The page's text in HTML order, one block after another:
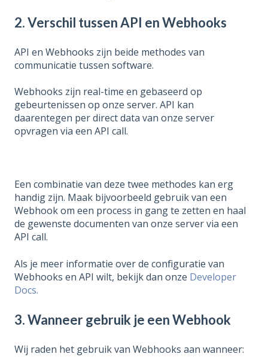
2.Verschil tussenAPI enWebhooks
API en Webhooks zijn beide methodes van
communicatie tussen software.
Webhooks zijn real-time en gebaseerd op
gebeurtenissen op onze server. API kan
daarentegen per direct data van onze server
opvragen via een API call.
Een combinatie van deze twee methodes kan erg
handig zijn. Maak bijvoorbeeld gebruik van een
Webhook om een process in gang te zetten en haal
de gewenste documenten van onze server via een
API call.
Als je meer informatie over de configuratie van
Webhooks en API wilt, bekijk dan onze Developer
Docs.
3. Wanneer gebruik je een Webhook
Wij raden het gebruik van Webhooks aan wanneer: